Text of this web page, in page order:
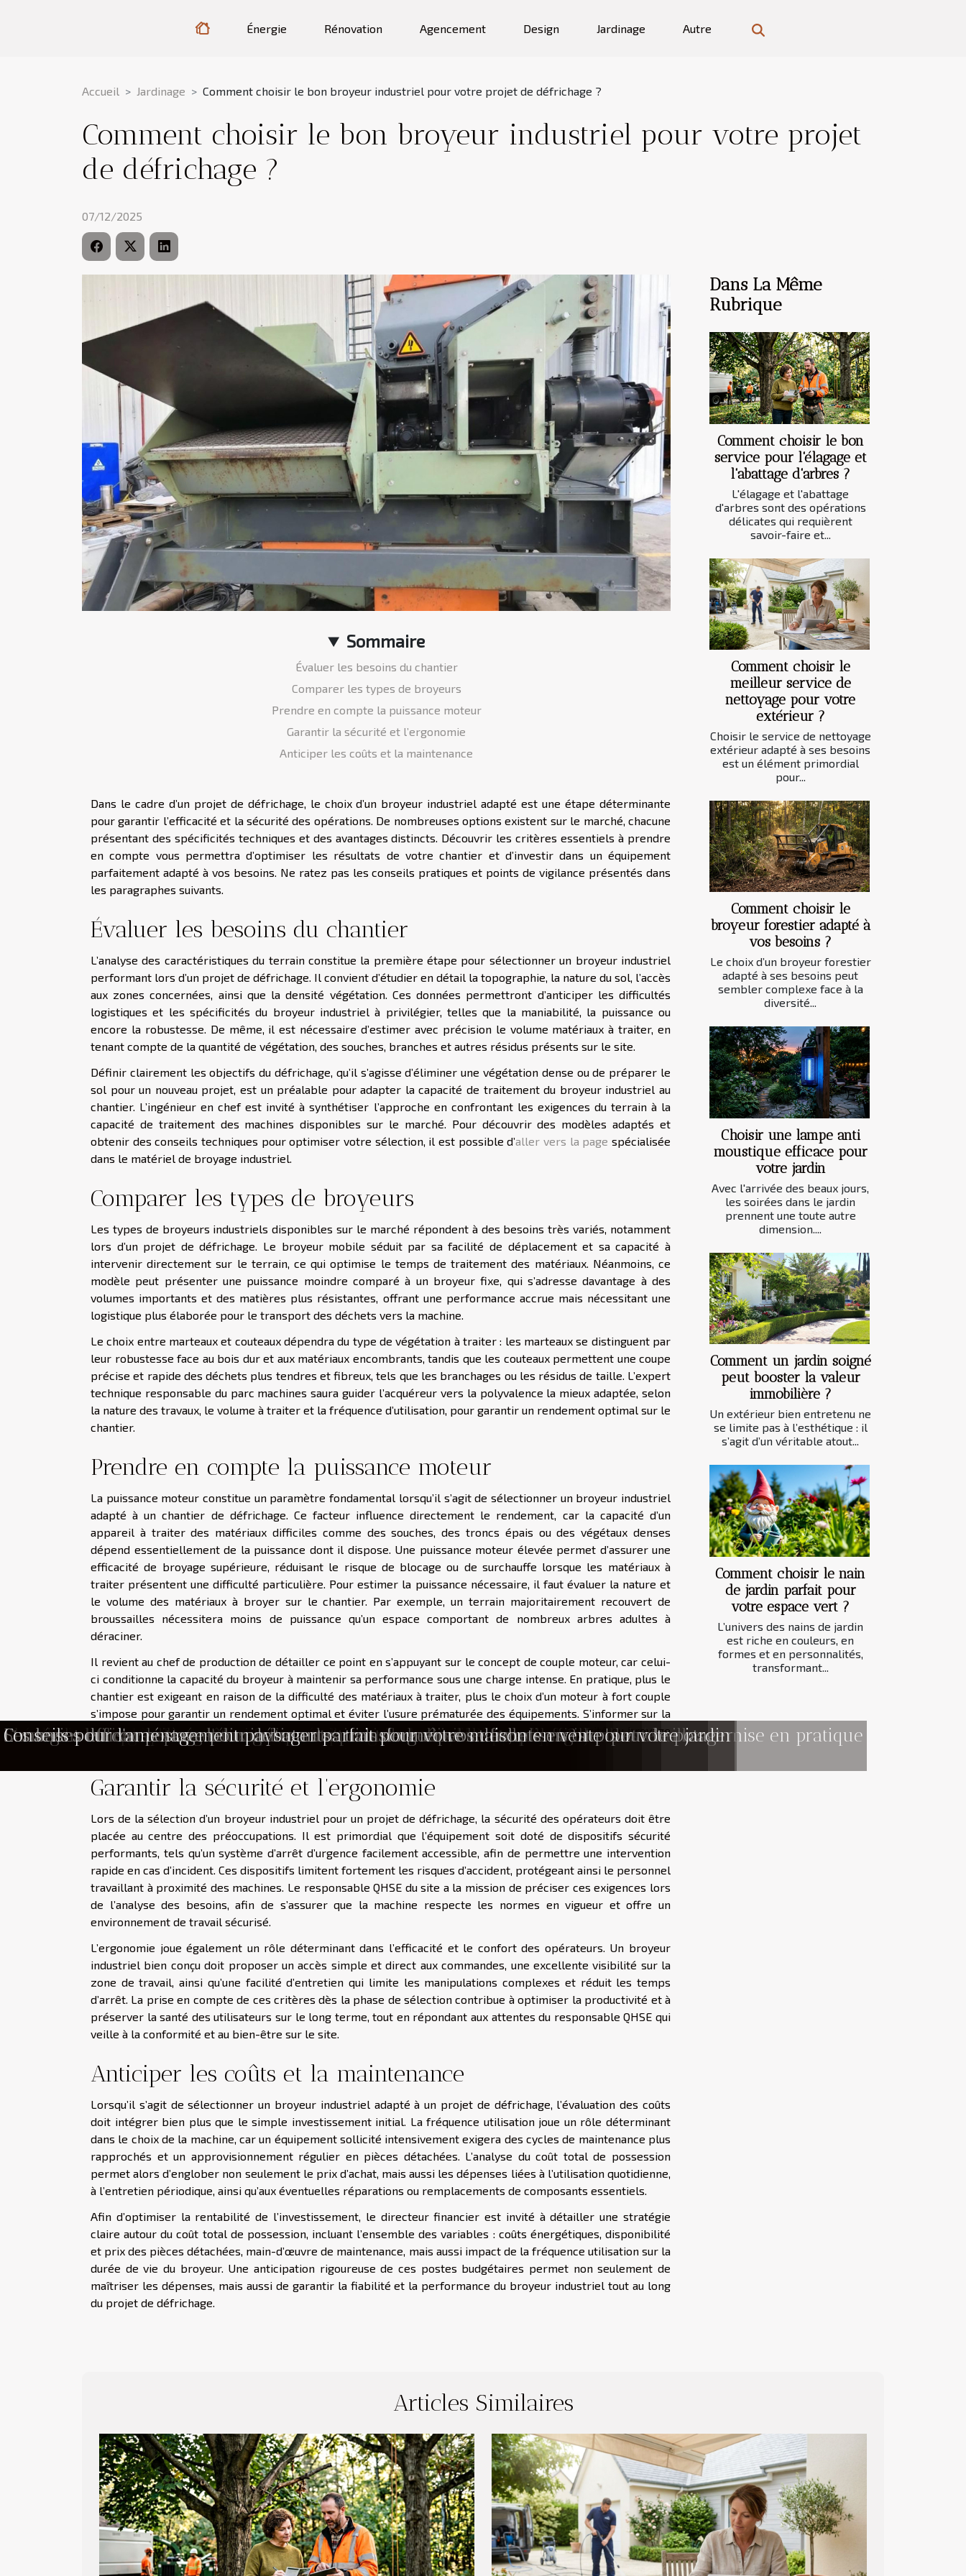
Énergie Rénovation Agencement Design Jardinage Autre
Accueil Jardinage Comment choisir le bon broyeur industriel pour votre projet de défrichage ?
Comment choisir le bon broyeur industriel pour votre projet
de défrichage ?
07/12/2025
Sommaire
Évaluer les besoins du chantier
Comparer les types de broyeurs
Prendre en compte la puissance moteur
Garantir la sécurité et l’ergonomie
Anticiper les coûts et la maintenance
Dans le cadre d’un projet de défrichage, le choix d’un broyeur industriel adapté est une étape déterminante
pour garantir l’efficacité et la sécurité des opérations. De nombreuses options existent sur le marché, chacune
présentant des spécificités techniques et des avantages distincts. Découvrir les critères essentiels à prendre
en compte vous permettra d’optimiser les résultats de votre chantier et d’investir dans un équipement
parfaitement adapté à vos besoins. Ne ratez pas les conseils pratiques et points de vigilance présentés dans
les paragraphes suivants.
Évaluer les besoins du chantier
L’analyse des caractéristiques du terrain constitue la première étape pour sélectionner un broyeur industriel
performant lors d’un projet de défrichage. Il convient d’étudier en détail la topographie, la nature du sol, l’accès
aux zones concernées, ainsi que la densité végétation. Ces données permettront d’anticiper les difficultés
logistiques et les spécificités du broyeur industriel à privilégier, telles que la maniabilité, la puissance ou
encore la robustesse. De même, il est nécessaire d’estimer avec précision le volume matériaux à traiter, en
tenant compte de la quantité de végétation, des souches, branches et autres résidus présents sur le site.
Définir clairement les objectifs du défrichage, qu’il s’agisse d’éliminer une végétation dense ou de préparer le
sol pour un nouveau projet, est un préalable pour adapter la capacité de traitement du broyeur industriel au
chantier. L’ingénieur en chef est invité à synthétiser l’approche en confrontant les exigences du terrain à la
capacité de traitement des machines disponibles sur le marché. Pour découvrir des modèles adaptés et
obtenir des conseils techniques pour optimiser votre sélection, il est possible d’aller vers la page spécialisée
dans le matériel de broyage industriel.
Comparer les types de broyeurs
Les types de broyeurs industriels disponibles sur le marché répondent à des besoins très variés, notamment
lors d’un projet de défrichage. Le broyeur mobile séduit par sa facilité de déplacement et sa capacité à
intervenir directement sur le terrain, ce qui optimise le temps de traitement des matériaux. Néanmoins, ce
modèle peut présenter une puissance moindre comparé à un broyeur fixe, qui s’adresse davantage à des
volumes importants et des matières plus résistantes, offrant une performance accrue mais nécessitant une
logistique plus élaborée pour le transport des déchets vers la machine.
Le choix entre marteaux et couteaux dépendra du type de végétation à traiter : les marteaux se distinguent par
leur robustesse face au bois dur et aux matériaux encombrants, tandis que les couteaux permettent une coupe
précise et rapide des déchets plus tendres et fibreux, tels que les branchages ou les résidus de taille. L’expert
technique responsable du parc machines saura guider l’acquéreur vers la polyvalence la mieux adaptée, selon
la nature des travaux, le volume à traiter et la fréquence d’utilisation, pour garantir un rendement optimal sur le
chantier.
Prendre en compte la puissance moteur
La puissance moteur constitue un paramètre fondamental lorsqu’il s’agit de sélectionner un broyeur industriel
adapté à un chantier de défrichage. Ce facteur influence directement le rendement, car la capacité d’un
appareil à traiter des matériaux difficiles comme des souches, des troncs épais ou des végétaux denses
dépend essentiellement de la puissance dont il dispose. Une puissance moteur élevée permet d’assurer une
efficacité de broyage supérieure, réduisant le risque de blocage ou de surchauffe lorsque les matériaux à
traiter présentent une difficulté particulière. Pour estimer la puissance nécessaire, il faut évaluer la nature et
le volume des matériaux à broyer sur le chantier. Par exemple, un terrain majoritairement recouvert de
broussailles nécessitera moins de puissance qu’un espace comportant de nombreux arbres adultes à
déraciner.
Il revient au chef de production de détailler ce point en s’appuyant sur le concept de couple moteur, car celui-
ci conditionne la capacité du broyeur à maintenir sa performance sous une charge intense. En pratique, plus le
chantier est exigeant en raison de la difficulté des matériaux à traiter, plus le choix d’un moteur à fort couple
s’impose pour garantir un rendement optimal et éviter l’usure prématurée des équipements. S’informer sur la
puissance moteur et le couple adaptés à la réalité du terrain permet donc d’optimiser l’efficacité du broyage
tout en maîtrisant les coûts de maintenance et la durée d’intervention.
Garantir la sécurité et l’ergonomie
Lors de la sélection d’un broyeur industriel pour un projet de défrichage, la sécurité des opérateurs doit être
placée au centre des préoccupations. Il est primordial que l’équipement soit doté de dispositifs sécurité
performants, tels qu’un système d’arrêt d’urgence facilement accessible, afin de permettre une intervention
rapide en cas d’incident. Ces dispositifs limitent fortement les risques d’accident, protégeant ainsi le personnel
travaillant à proximité des machines. Le responsable QHSE du site a la mission de préciser ces exigences lors
de l’analyse des besoins, afin de s’assurer que la machine respecte les normes en vigueur et offre un
environnement de travail sécurisé.
L’ergonomie joue également un rôle déterminant dans l’efficacité et le confort des opérateurs. Un broyeur
industriel bien conçu doit proposer un accès simple et direct aux commandes, une excellente visibilité sur la
zone de travail, ainsi qu’une facilité d’entretien qui limite les manipulations complexes et réduit les temps
d’arrêt. La prise en compte de ces critères dès la phase de sélection contribue à optimiser la productivité et à
préserver la santé des utilisateurs sur le long terme, tout en répondant aux attentes du responsable QHSE qui
veille à la conformité et au bien-être sur le site.
Anticiper les coûts et la maintenance
Lorsqu’il s’agit de sélectionner un broyeur industriel adapté à un projet de défrichage, l’évaluation des coûts
doit intégrer bien plus que le simple investissement initial. La fréquence utilisation joue un rôle déterminant
dans le choix de la machine, car un équipement sollicité intensivement exigera des cycles de maintenance plus
rapprochés et un approvisionnement régulier en pièces détachées. L’analyse du coût total de possession
permet alors d’englober non seulement le prix d’achat, mais aussi les dépenses liées à l’utilisation quotidienne,
à l’entretien périodique, ainsi qu’aux éventuelles réparations ou remplacements de composants essentiels.
Afin d’optimiser la rentabilité de l’investissement, le directeur financier est invité à détailler une stratégie
claire autour du coût total de possession, incluant l’ensemble des variables : coûts énergétiques, disponibilité
et prix des pièces détachées, main-d’œuvre de maintenance, mais aussi impact de la fréquence utilisation sur la
durée de vie du broyeur. Une anticipation rigoureuse de ces postes budgétaires permet non seulement de
maîtriser les dépenses, mais aussi de garantir la fiabilité et la performance du broyeur industriel tout au long
du projet de défrichage.
Dans La Même
Rubrique
Comment choisir le bon
service pour l'élagage et
l'abattage d'arbres ?
L'élagage et l'abattage
d'arbres sont des opérations
délicates qui requièrent
savoir-faire et...
Comment choisir le
meilleur service de
nettoyage pour votre
extérieur ?
Choisir le service de nettoyage
extérieur adapté à ses besoins
est un élément primordial
pour...
Comment choisir le
broyeur forestier adapté à
vos besoins ?
Le choix d’un broyeur forestier
adapté à ses besoins peut
sembler complexe face à la
diversité...
Choisir une lampe anti
moustique efficace pour
votre jardin
Avec l'arrivée des beaux jours,
les soirées dans le jardin
prennent une toute autre
dimension....
Comment un jardin soigné
peut booster la valeur
immobilière ?
Un extérieur bien entretenu ne
se limite pas à l’esthétique : il
s’agit d’un véritable atout...
Comment choisir le nain
de jardin parfait pour
votre espace vert ?
L’univers des nains de jardin
est riche en couleurs, en
formes et en personnalités,
transformant...
Articles Similaires
Comment choisir le bon service pour l'élagage et l'abattage d'arbres ?
Comment choisir le meilleur service de nettoyage pour votre extérieur ?
Comment choisir le broyeur forestier adapté à vos besoins ?
Choisir une lampe anti moustique efficace pour votre jardin
Comment un jardin soigné peut booster la valeur immobilière ?
Comment choisir le nain de jardin parfait pour votre espace vert ?
Comment créer un compost efficace pour votre jardin ?
Habiller son espace extérieur avec les meilleures guirlandes solaires du marché !
Stratégies pour minimiser les impacts négatifs du liquidambar dans les jardins
Comment optimiser l'éclairage de votre jardin pour les soirées d'été
Techniques de permaculture pour un jardin urbain productif et durable fondamentaux et mise en pratique
Attirer la biodiversité dans votre jardin les meilleures plantes pour papillons et abeilles
Les plantes vivaces faciles d'entretien pour jardiniers débutants
Comment choisir les meilleures plantes pour chaque type d'événement
Installation d'un système d'arrosage goutte à goutte économique et efficace pour le potager
Installation de clôture dans les Vosges : demandez conseil à un paysagiste !
Comment les algorithmes transforment-ils l'agriculture des citrouilles ?
Créer un coin zen dans votre jardin : étapes et conseils
Choisir le bon portail et clôture pour votre maison : conseils et options
Comment les écosystèmes domestiques attirent des nuisibles
Comment utiliser les végétaux grimpants pour embellir une façade
Stratégies efficaces pour l'élimination des nids de guêpes et frelons
Les bases du compostage pour débutants : transformer vos déchets en or pour votre jardin
Conseils pour l'aménagement paysager parfait pour votre maison en vente